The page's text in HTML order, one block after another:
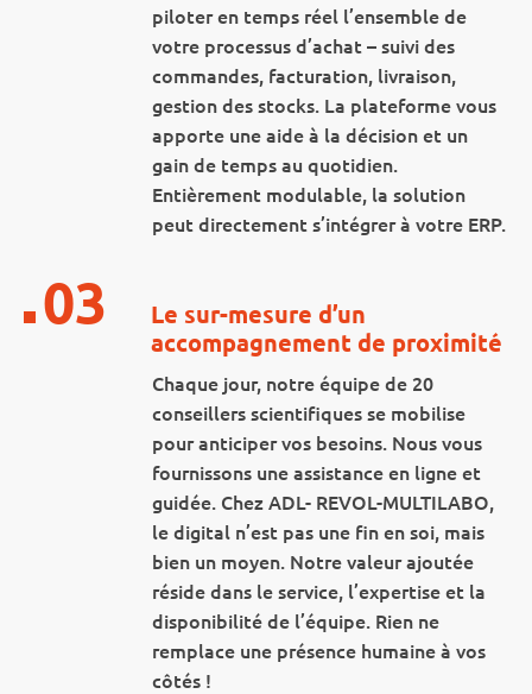
piloter en temps réel l’ensemble de
votre processus d’achat – suivi des
commandes, facturation, livraison,
gestion des stocks. La plateforme vous
apporte une aide à la décision et un
gain de temps au quotidien.
Entièrement modulable, la solution
peut directement s’intégrer à votre ERP.
03
Le sur-mesure d’un
accompagnement de proximité
Chaque jour, notre équipe de 20
conseillers scientifiques se mobilise
pour anticiper vos besoins. Nous vous
fournissons une assistance en ligne et
guidée. Chez ADL- REVOL-MULTILABO,
le digital n’est pas une fin en soi, mais
bien un moyen. Notre valeur ajoutée
réside dans le service, l’expertise et la
disponibilité de l’équipe. Rien ne
remplace une présence humaine à vos
côtés !